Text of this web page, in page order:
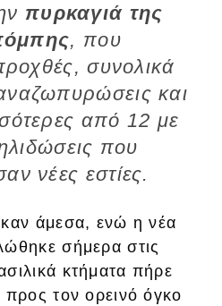
πυρκαγιά της
, που
συνολικά
και
από 12 με
που
νέες εστίες.
άμεσα, ενώ η νέα
σήμερα στις
κτήματα πήρε
προς τον ορεινό όγκο